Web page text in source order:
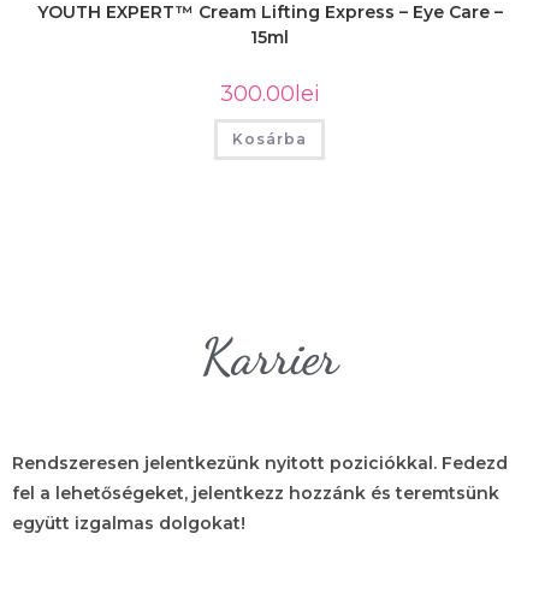
YOUTH EXPERT™ Cream Lifting Express – Eye Care –
15ml
300.00lei
Kosárba
Karrier
Rendszeresen jelentkezünk nyitott poziciókkal. Fedezd
fel a lehetőségeket, jelentkezz hozzánk és teremtsünk
együtt izgalmas dolgokat!